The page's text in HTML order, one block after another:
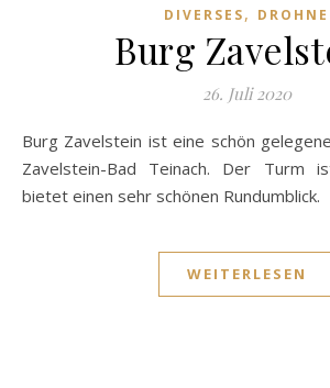
DIVERSES, DROHNE
Burg
26. Juli 2020
Burg Zavelstein ist eine schön gelegene Ruine im Örtchen
Zavelstein-Bad Teinach. Der Turm
bietet einen sehr schönen Rundumblick.
WEITERLESEN